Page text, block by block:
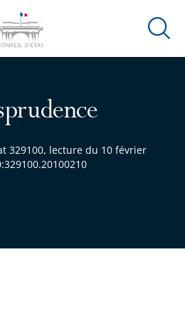
Ouvrir
329100, lecture du 10 février